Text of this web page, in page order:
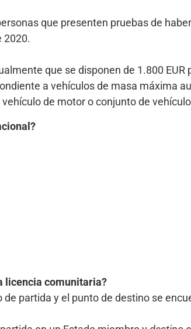
que presenten pruebas de
2020.
que se disponen de 1.800
a vehículos de masa máxima
de motor o conjunto de
licencia comunitaria?
de partida y el punto de destino se